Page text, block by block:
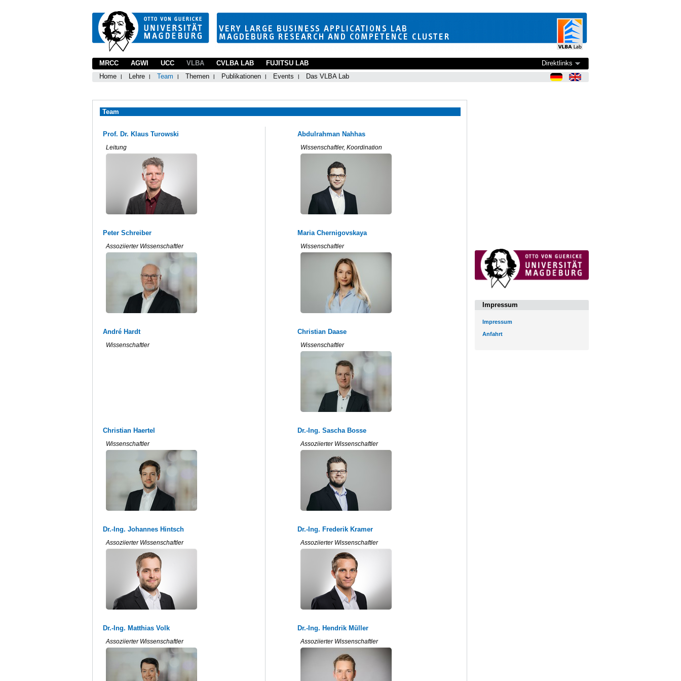
MRCC AGWI UCC
VLBA
Home
Lehre Team Themen Publikationen Events Das VLBA Lab
CVLBA LAB FUJITSU LAB Direktlinks
Team
Prof. Dr. Klaus Turowski
Leitung
Abdulrahman Nahhas
Wissenschaftler, Koordination
Peter Schreiber
Assoziierter Wissenschaftler
Maria Chernigovskaya
Wissenschaftler
André Hardt
Wissenschaftler
Christian Daase
Wissenschaftler
Christian Haertel
Wissenschaftler
Dr.-Ing. Sascha Bosse
Assoziierter Wissenschaftler
Dr.-Ing. Johannes Hintsch
Assoziierter Wissenschaftler
Dr.-Ing. Frederik Kramer
Assoziierter Wissenschaftler
Dr.-Ing. Matthias Volk
Assoziierter Wissenschaftler
Dr.-Ing. Hendrik Müller
Assoziierter Wissenschaftler
Impressum
Impressum
Anfahrt